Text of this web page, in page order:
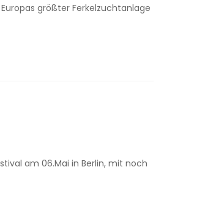
größter Ferkelzuchtanlage
am 06.Mai in Berlin, mit noch